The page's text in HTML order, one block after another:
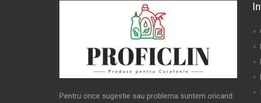
Pentru orice sugestie sau problema suntem oricand